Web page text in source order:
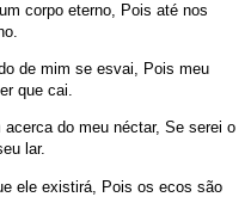
corpo eterno, Pois até nos
de mim se esvai, Pois meu
que cai.
do meu néctar, Se serei o
lar.
ele existirá, Pois os ecos são